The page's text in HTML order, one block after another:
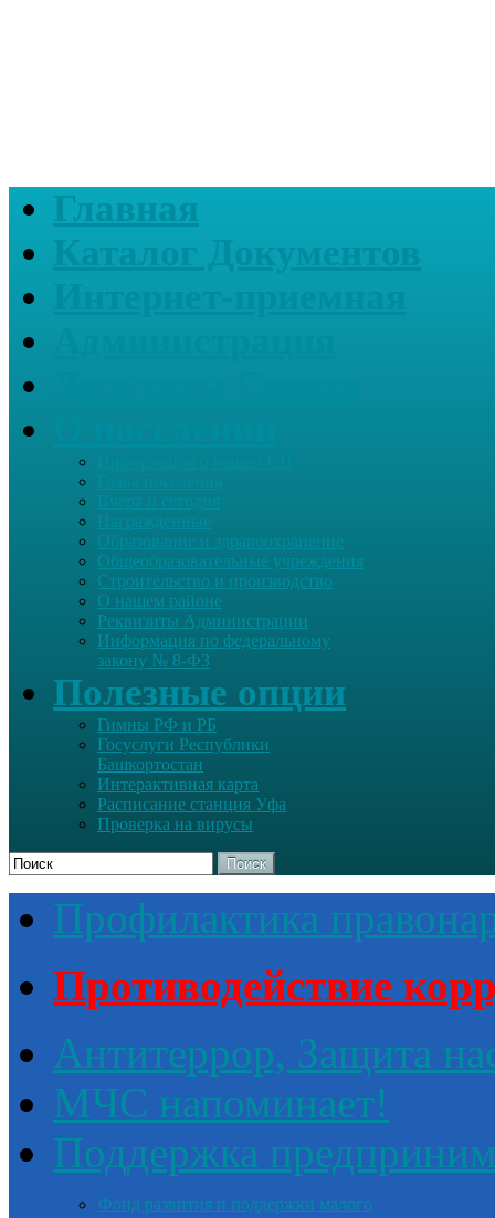
Главная
Награжденные
Образование и здравоохранение
Общеобразовательные учреждения
Строительство и производство
О нашем районе
Реквизиты Администрации
Информация по федеральному
закону № 8-ФЗ
Полезные опции
Гимны РФ и РБ
Госуслуги Республики
Башкортостан
Интерактивная карта
Расписание станция Уфа
Проверка на вирусы
Поиск
Профилактика
Противодействие
Антитеррор, Защита
МЧС напоминает!
Поддержка
Фонд развития и поддержки малого